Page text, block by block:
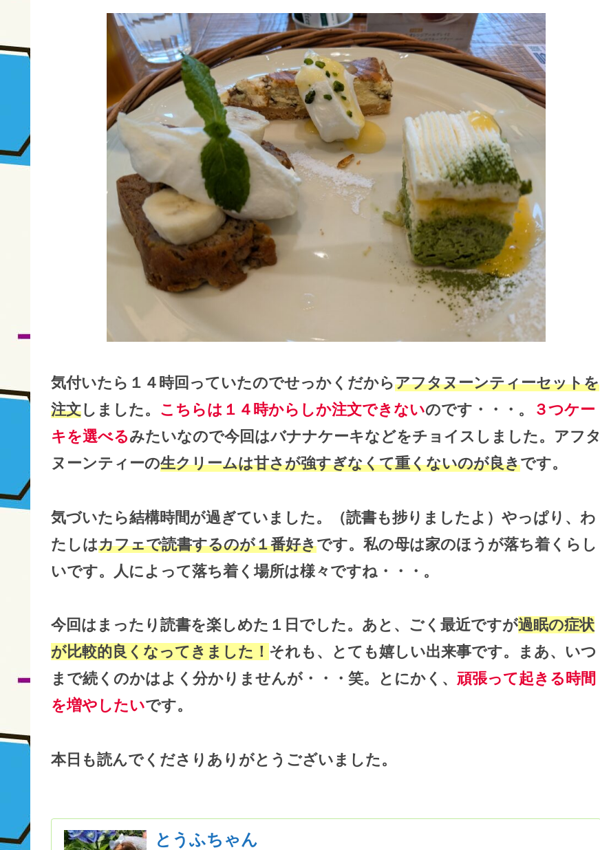
気付いたら１４時回っていたのでせっかくだからアフタヌーンティーセットを
注文しました。 こちらは１４時からしか注文できないのです・・・。
３つケー
キを選べるみたいなので今回はバナナケーキなどをチョイスしました。アフタ
ヌーンティーの生クリームは甘さが強すぎなくて重くないのが良きです。
気づいたら結構時間が過ぎていました。（読書も捗りましたよ）やっぱり、わ
たしはカフェで読書するのが１番好きです。私の母は家のほうが落ち着くらし
いです。人によって落ち着く場所は様々ですね・・・。
今回はまったり読書を楽しめた１日でした。あと、ごく最近ですが過眠の症状
が比較的良くなってきました！ それも、とても嬉しい出来事です。まあ、いつ
まで続くのかはよく分かりませんが・・・笑。とにかく、 頑張って起きる時間
を増やしたいです。
本日も読んでくださりありがとうございました。
とうふちゃん